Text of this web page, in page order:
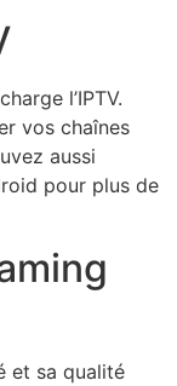
l’IPTV.
vos chaînes
aussi
pour plus de
et sa qualité